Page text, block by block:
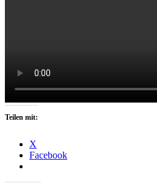
Teilen mit:
X
Facebook